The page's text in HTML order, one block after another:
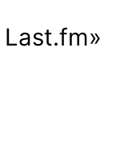
Last.fm»